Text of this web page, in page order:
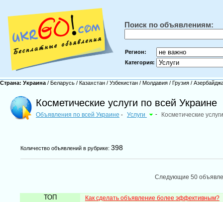
Поиск по объявлениям:
Регион:
Категория:
Страна: Украина / Беларусь / Казахстан / Узбекистан / Молдавия / Грузия /
Косметические услуги по всей Украине
Объявления по всей Украине - Услуги - Косметические услуги
Количество объявлений в рубрике: 398
Следующие 50
ТОП Как сделать объявление более эффективным?